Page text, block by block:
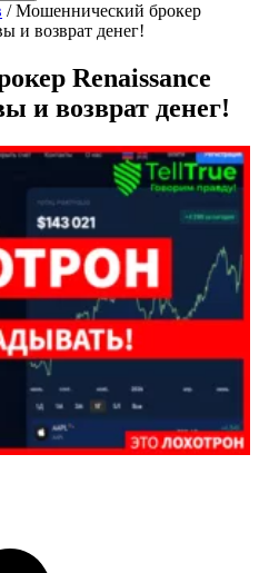
/Мошеннический брокер
и возврат денег!
Renaissance
и возврат денег!